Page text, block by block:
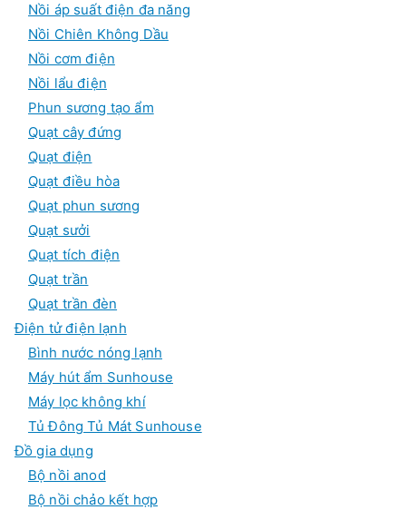
Nồi áp suất điện đa năng
Nồi Chiên Không Dầu
Nồi cơm điện
Nồi lẩu điện
Phun sương tạo ẩm
Quạt cây đứng
Quạt điện
Quạt điều hòa
Quạt phun sương
Quạt sưởi
Quạt tích điện
Quạt trần
Quạt trần đèn
Điện tử điện lạnh
Bình nước nóng lạnh
Máy hút ẩm Sunhouse
Máy lọc không khí
Tủ Đông Tủ Mát Sunhouse
Đồ gia dụng
Bộ nồi anod
Bộ nồi chảo kết hợp